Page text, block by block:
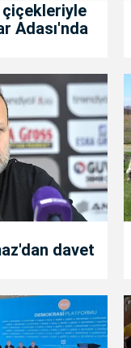
çiçekleriyle
Adası'nda
davet